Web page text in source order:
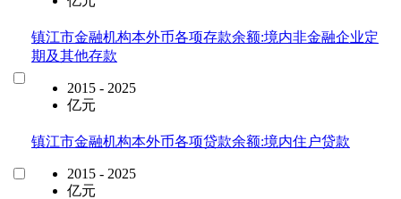
镇江市金融机构本外币各项存款余额:境内非金融企业定
期及其他存款
2015 - 2025
亿元
镇江市金融机构本外币各项贷款余额:境内住户贷款
2015 - 2025
亿元